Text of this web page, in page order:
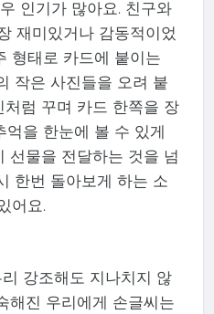
인기가 많아요. 친구와
재미있거나 감동적이었
형태로 카드에 붙이는
작은 사진들을 오려 붙
럼 꾸며 카드 한쪽을 장
억을 한눈에 볼 수 있게
선물을 전달하는 것을 넘
한번 돌아보게 하는 소
어요.
강조해도 지나치지 않
해진 우리에게 손글씨는